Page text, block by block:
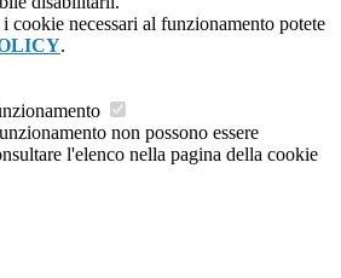
cookie necessari al funzionamento potete
.
non possono essere
l'elenco nella pagina della cookie